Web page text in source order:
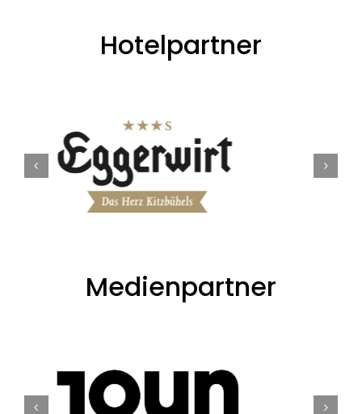
Hotelpartner
Medienpartner